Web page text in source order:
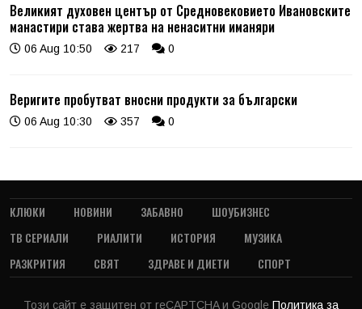
Великият духовен център от Средновековието Ивановските
манастири става жертва на ненаситни иманяри
06 Aug 10:50 217 0
Веригите пробутват вносни продукти за български
06 Aug 10:30 357 0
КЛЮКИ НОВИНИ ЗАБАВНО
ШОУБИЗНЕС
ТВ СЕРИАЛИ
РИАЛИТИ ИСТОРИЯ
МУЗИКА
РАЗКРИТИЯ
СВЯТ ЗДРАВЕ И ДИЕТИ СПОРТ
Този сайт е защитен от reCAPTCHA и Google Политика за